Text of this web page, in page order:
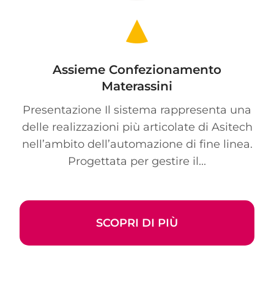
Assieme Confezionamento
Materassini
Presentazione Il sistema rappresenta una
delle realizzazioni più articolate di Asitech
nell’ambito dell’automazione di fine linea.
Progettata per gestire il...
SCOPRI DI PIÙ